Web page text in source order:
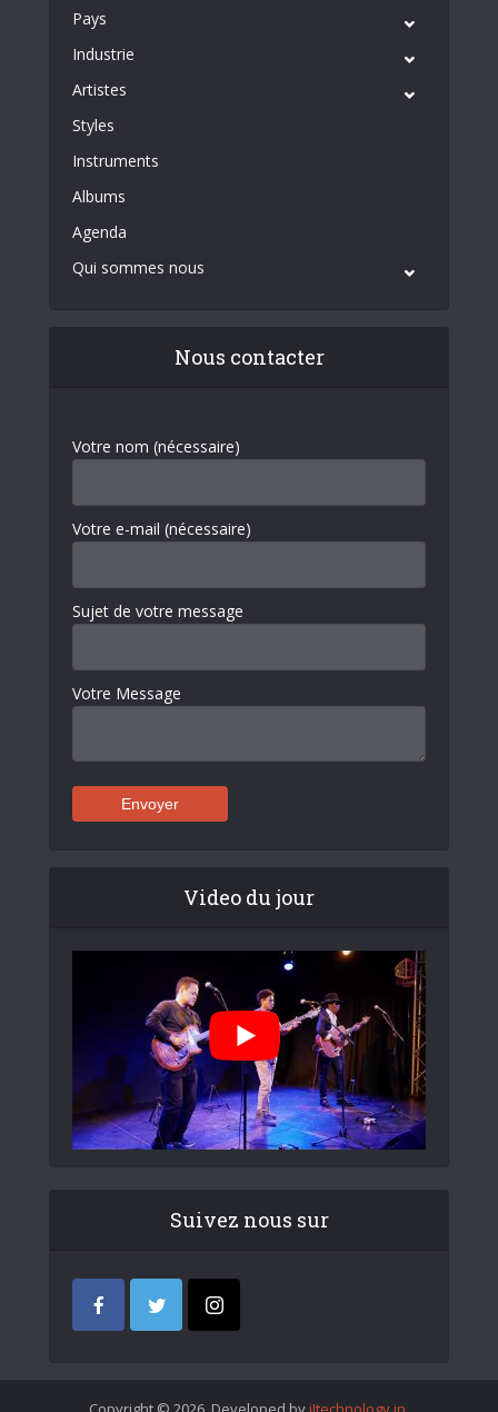
Pays
Industrie
Artistes
Styles
Instruments
Albums
Agenda
Qui sommes nous
Nous contacter
Votre nom (nécessaire)
Votre e-mail (nécessaire)
Sujet de votre message
Votre Message
Video du jour
Suivez nous sur